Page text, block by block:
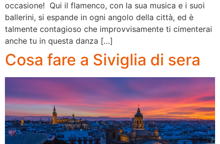
occasione! Qui il flamenco, con la sua musica e i suoi
ballerini, si espande in ogni angolo della città, ed è
talmente contagioso che improvvisamente ti cimenterai
anche tu in questa danza […]
Cosa fare a Siviglia di sera